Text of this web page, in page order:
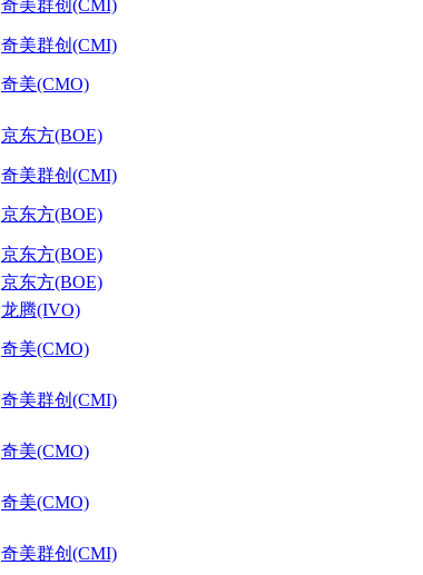
奇美群创(CMI)
奇美群创(CMI)
奇美(CMO)
京东方(BOE)
奇美群创(CMI)
京东方(BOE)
京东方(BOE)
京东方(BOE)
龙腾(IVO)
奇美(CMO)
奇美群创(CMI)
奇美(CMO)
奇美(CMO)
奇美群创(CMI)